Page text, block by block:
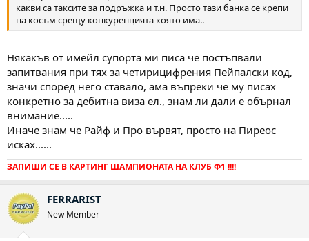
какви са таксите за подръжка и т.н. Просто тази банка се крепи
на косъм срещу конкуренцията която има..
Някакъв от имейл супорта ми писа че постъпвали
запитвания при тях за четирицифрения Пейпалски код,
значи според него ставало, ама въпреки че му писах
конкретно за дебитна виза ел., знам ли дали е обърнал
внимание.....
Иначе знам че Райф и Про вървят, просто на Пиреос
исках......
ЗАПИШИ СЕ В КАРТИНГ ШАМПИОНАТА НА КЛУБ Ф1 !!!!
FERRARIST
New Member